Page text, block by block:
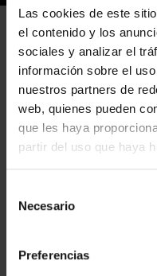
Las cookies de este
el contenido y los
sociales y analizar el
información sobre el
nuestros partners de
web, quienes pueden
que les haya
partir del uso que haya
Necesario
Preferencias